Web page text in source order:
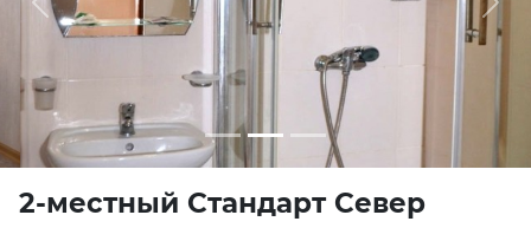
Previous Next
2-местный Стандарт Север